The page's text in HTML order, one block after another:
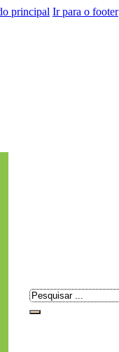
principal Ir para o footer
Pesquisar